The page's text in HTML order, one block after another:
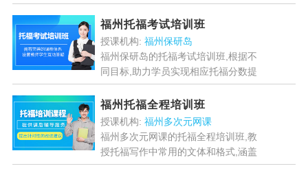
定师资团队,帮助学员攻克听力,口语,阅
读,写作四大难关,快速提升托福成绩....
[详情]
福州托福考试培训班
授课机构: 福州保研岛
福州保研岛的托福考试培训班,根据不
同目标,助力学员实现相应托福分数提
升,获得符合留学申请或个人发展需求
的理想成绩,增加进入心仪院校或获得
相关机会的竞争力....[详情]
福州托福全程培训班
授课机构: 福州多次元网课
福州多次元网课的托福全程培训班,教
授托福写作中常用的文体和格式,涵盖
综合写作和独立写作,培养学员清晰,有